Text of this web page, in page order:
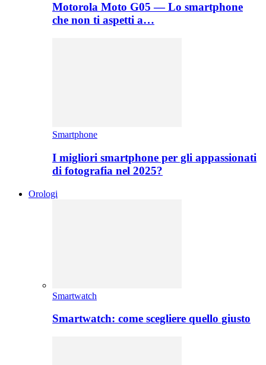
Motorola Moto G05 — Lo smartphone
che non ti aspetti a…
Smartphone
I migliori smartphone per gli appassionati
di fotografia nel 2025?
Orologi
Smartwatch
Smartwatch: come scegliere quello giusto